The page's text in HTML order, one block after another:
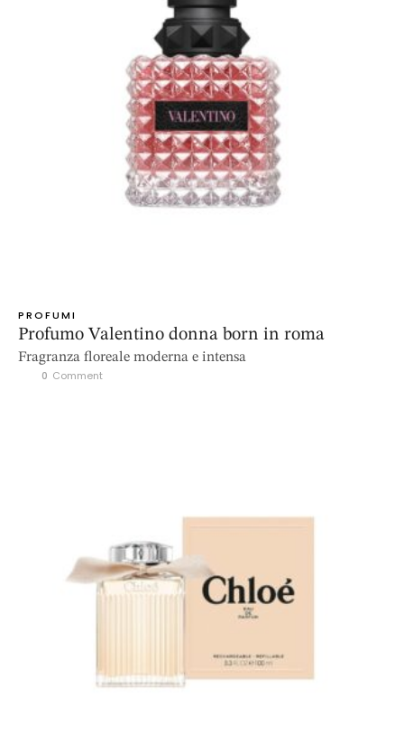
PROFUMI
Profumo Valentino donna born in roma
Fragranza floreale moderna e intensa
0 Comment